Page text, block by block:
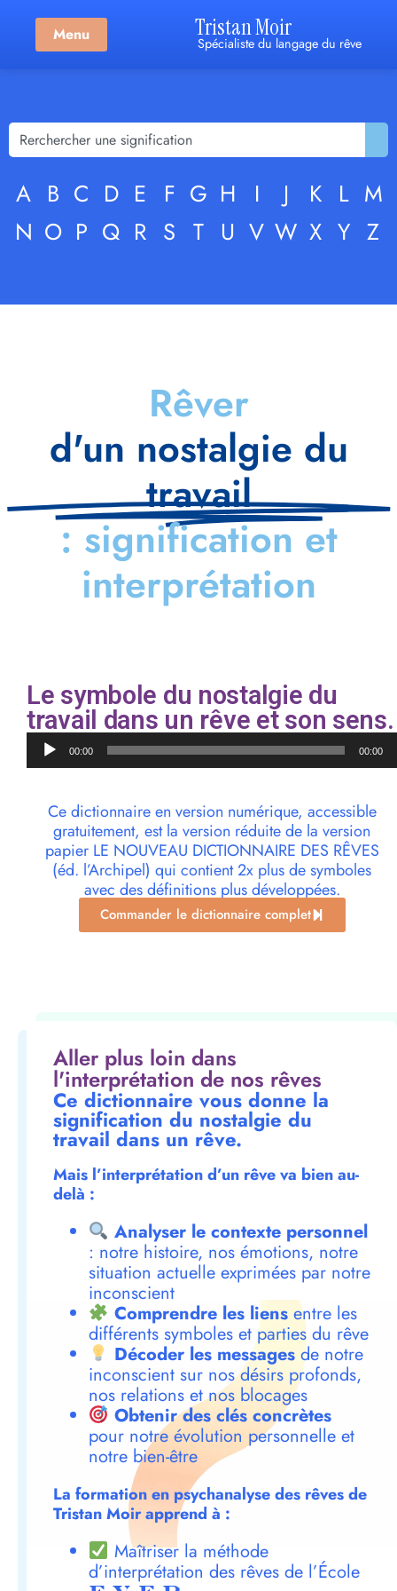
Menu Tristan Moir
Spécialiste du langage du rêve
A B C D E F G H I J K L M
N O P Q R S T U V W X Y Z
Rêver
d'un nostalgie du
travail
: signification et
interprétation
Le symbole du nostalgie du
travail dans un rêve et son sens.
Lecteur
audio00:00 00:00
Ce dictionnaire en version numérique, accessible
gratuitement, est la version réduite de la version
papier LE NOUVEAU DICTIONNAIRE DES RÊVES
(éd. l’Archipel) qui contient 2x plus de symboles
avec des définitions plus développées.
Commander le dictionnaire complet
Aller plus loin dans
l'interprétation de nos rêves
Ce dictionnaire vous donne la
signification du nostalgie du
travail dans un rêve.
Mais l’interprétation d’un rêve va bien au-
delà :
Analyser le contexte personnel
: notre histoire, nos émotions, notre
situation actuelle exprimées par notre
inconscient
Comprendre les liensentre les
différents symboles et parties du rêve
Décoder les messagesde notre
inconscient sur nos désirs profonds,
nos relations et nos blocages
Obtenir des clés concrètes
pour notre évolution personnelle et
notre bien-être
La formation en psychanalyse des rêves de
Tristan Moir apprend à :
Maîtriser la méthode
d’interprétation des rêves de l’École